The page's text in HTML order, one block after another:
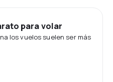
para volar
los vuelos suelen ser más